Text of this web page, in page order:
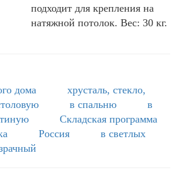
подходит для крепления на
натяжной потолок. Вес: 30 кг.
дома
хрусталь, стекло,
в спальню
в
Складская программа
Россия
в светлых